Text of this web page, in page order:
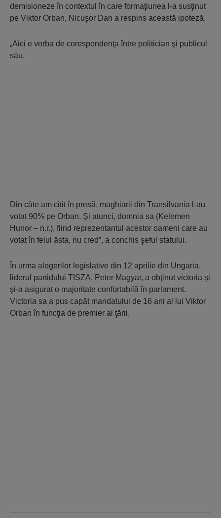
demisioneze în contextul în care formaţiunea l-a susţinut
pe Viktor Orban, Nicuşor Dan a respins această ipoteză.
„Aici e vorba de corespondenţa între politician şi publicul
său.
Din câte am citit în presă, maghiarii din Transilvania l-au
votat 90% pe Orban. Şi atunci, domnia sa (Kelemen
Hunor – n.r.), fiind reprezentantul acestor oameni care au
votat în felul ăsta, nu cred”, a conchis şeful statului.
În urma alegerilor legislative din 12 aprilie din Ungaria,
liderul partidului TISZA, Peter Magyar, a obţinut victoria şi
şi-a asigurat o majoritate confortabilă în parlament.
Victoria sa a pus capăt mandatului de 16 ani al lui Viktor
Orban în funcţia de premier al ţării.